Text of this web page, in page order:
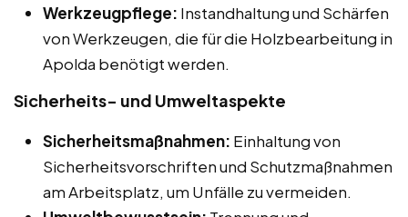
Werkzeugpflege: Instandhaltung und Schärfen
von Werkzeugen, die für die Holzbearbeitung in
Apolda benötigt werden.
Sicherheits- und Umweltaspekte
Sicherheitsmaßnahmen: Einhaltung von
Sicherheitsvorschriften und Schutzmaßnahmen
am Arbeitsplatz, um Unfälle zu vermeiden.